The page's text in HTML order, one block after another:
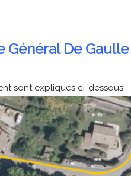
Général De Gaulle
sont expliqués ci-dessous: